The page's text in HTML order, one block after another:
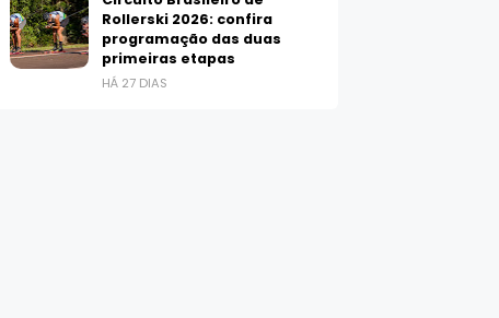
Rollerski 2026: confira
programação das duas
primeiras etapas
HÁ 27 DIAS